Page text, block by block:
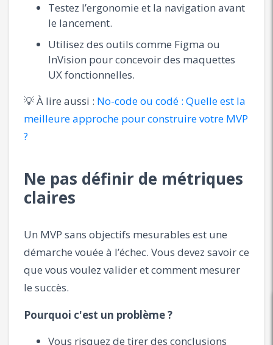
Testez l’ergonomie et la navigation avant
le lancement.
Utilisez des outils comme Figma ou
InVision pour concevoir des maquettes
UX fonctionnelles.
💡 À lire aussi : No-code ou codé : Quelle est la
meilleure approche pour construire votre MVP
?
Ne pas définir de métriques
claires
Un MVP sans objectifs mesurables est une
démarche vouée à l’échec. Vous devez savoir ce
que vous voulez valider et comment mesurer
le succès.
Pourquoi c'est un problème ?
Vous risquez de tirer des conclusions